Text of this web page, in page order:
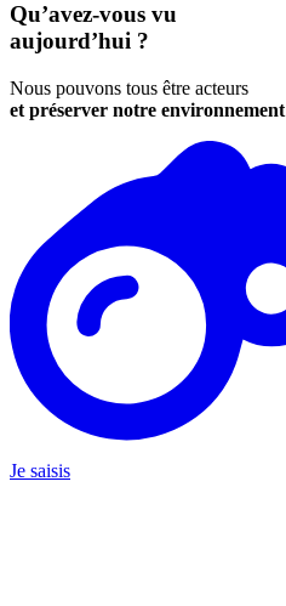
Qu’avez-vous vu
aujourd’hui ?
Nous pouvons tous être acteurs
et préserver notre environnement
Je saisis